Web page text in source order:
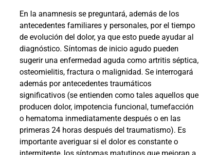
En la anamnesis se preguntará, además de los
antecedentes familiares y personales, por el tiempo
de evolución del dolor, ya que esto puede ayudar al
diagnóstico. Síntomas de inicio agudo pueden
sugerir una enfermedad aguda como artritis séptica,
osteomielitis, fractura o malignidad. Se interrogará
además por antecedentes traumáticos
significativos (se entienden como tales aquellos que
producen dolor, impotencia funcional, tumefacción
o hematoma inmediatamente después o en las
primeras 24 horas después del traumatismo). Es
importante averiguar si el dolor es constante o